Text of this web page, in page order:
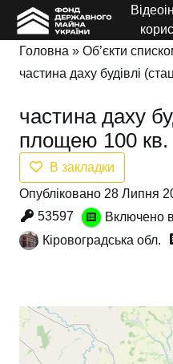
Головна » Об’єкти
частина даху будівлі
частина даху
площею 100 кв.
В закладки
Опубліковано 28 Липня
53597
Включено
Кіровоградська обл.